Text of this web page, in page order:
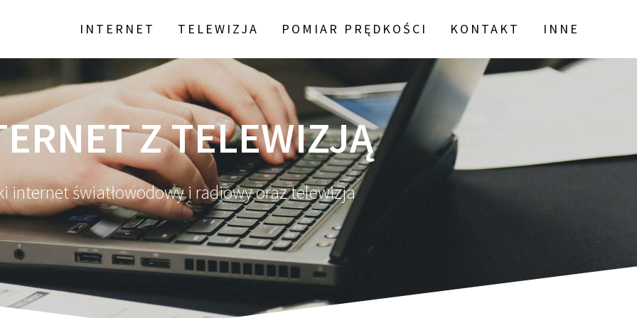
INTERNET TELEWIZJA POMIAR PRĘDKOŚCI KONTAKT INNE
Z TELEWIZJĄ
internet światłowodowy i radiowy oraz telewizja